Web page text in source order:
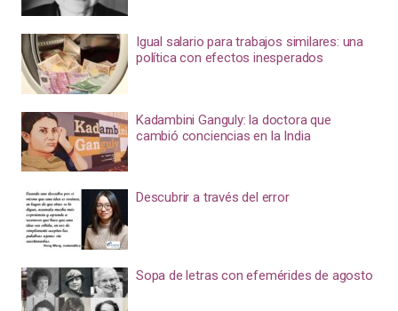
Igual salario para trabajos similares: una
política con efectos inesperados
Kadambini Ganguly: la doctora que
cambió conciencias en la India
Descubrir a través del error
Sopa de letras con efemérides de agosto